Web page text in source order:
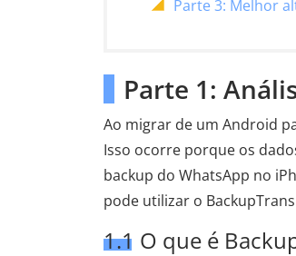
Parte 3: Melhor
Parte 1:
Ao migrar de um Android
Isso ocorre porque os
backup do WhatsApp no
pode utilizar o
1.1 O que é